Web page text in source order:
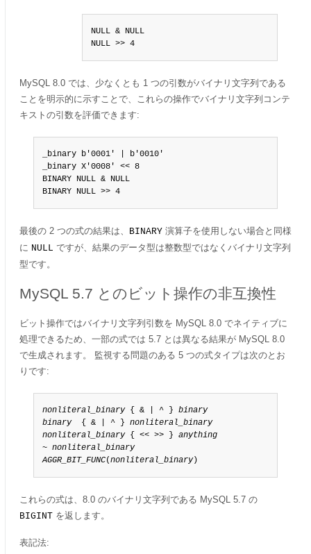
NULL & NULL
NULL >> 4
MySQL 8.0 では、少なくとも 1 つの引数がバイナリ文字列である
ことを明示的に示すことで、これらの操作でバイナリ文字列コンテ
キストの引数を評価できます:
_binary b'0001' | b'0010'
_binary X'0008' << 8
BINARY NULL & NULL
BINARY NULL >> 4
最後の 2 つの式の結果は、 BINARY 演算子を使用しない場合と同様
に NULL ですが、結果のデータ型は整数型ではなくバイナリ文字列
型です。
MySQL 5.7 とのビット操作の非互換性
ビット操作ではバイナリ文字列引数を MySQL 8.0 でネイティブに
処理できるため、一部の式では 5.7 とは異なる結果が MySQL 8.0
で生成されます。 監視する問題のある 5 つの式タイプは次のとお
りです:
nonliteral_binary { & | ^ } binary
binary
  { & | ^ }
nonliteral_binary
nonliteral_binary { << >> } anything
~ nonliteral_binary
AGGR_BIT_FUNC(nonliteral_binary)
これらの式は、8.0 のバイナリ文字列である MySQL 5.7 の
BIGINT を返します。
表記法: